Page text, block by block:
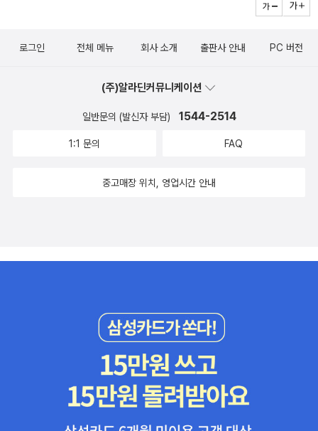
로그인 전체 메뉴 회사 소개 출판사 안내 PC 버전
(주)알라딘커뮤니케이션
일반문의 (발신자 부담) 1544-2514
1:1 문의 FAQ
중고매장 위치, 영업시간 안내